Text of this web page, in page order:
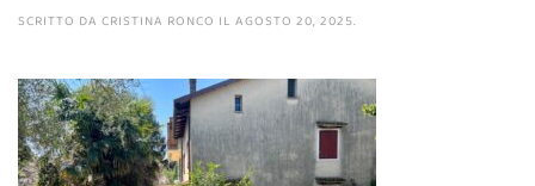
SCRITTO DA CRISTINA RONCO IL AGOSTO 20, 2025.